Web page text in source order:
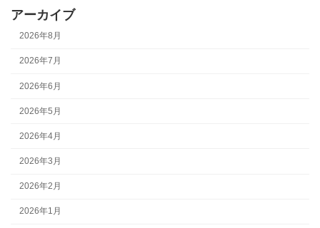
アーカイブ
2026年8月
2026年7月
2026年6月
2026年5月
2026年4月
2026年3月
2026年2月
2026年1月